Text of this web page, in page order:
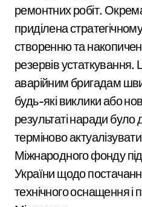
ремонтних робіт.
приділена
створенню та
резервів
аварійним бригадам
будь-які виклики або
результаті наради було
терміново
Міжнародного фонду
України щодо
технічного оснащення і